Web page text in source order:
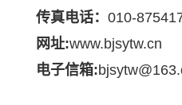
传真电话：010-
网址:www.bjsytw.cn
电子信箱: